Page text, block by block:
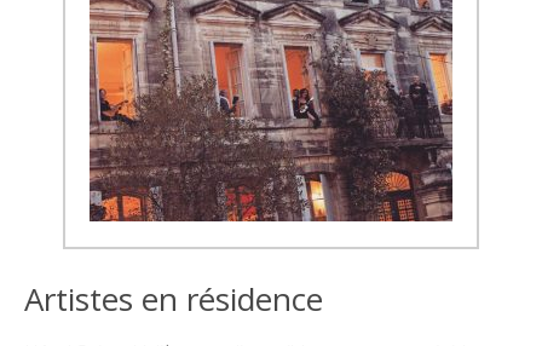
Artistes en résidence